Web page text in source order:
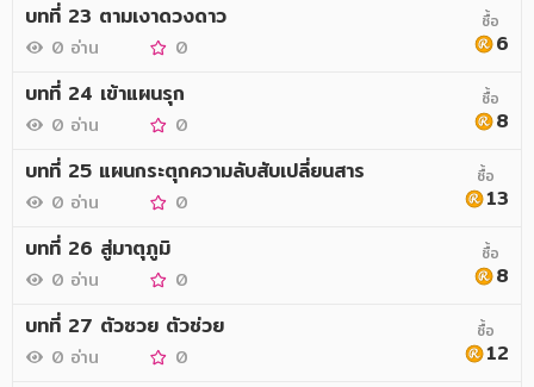
บทที่ 23 ตามเงาดวงดาว
0 อ่าน 0
ซื้อ
6
บทที่ 24 เข้าแผนรุก
0 อ่าน 0
ซื้อ
8
บทที่ 25 แผนกระตุกความลับสับเปลี่ยนสาร
0 อ่าน 0
ซื้อ
13
บทที่ 26 สู่มาตุภูมิ
0 อ่าน 0
ซื้อ
8
บทที่ 27 ตัวซวย ตัวช่วย
0 อ่าน 0
ซื้อ
12